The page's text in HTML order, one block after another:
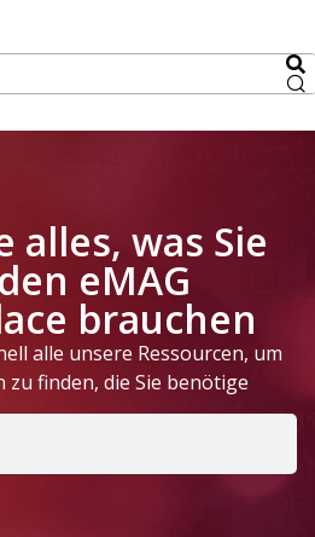
alles, was Sie
eMAG
brauchen
alle unsere Ressourcen, um
finden, die Sie benötige